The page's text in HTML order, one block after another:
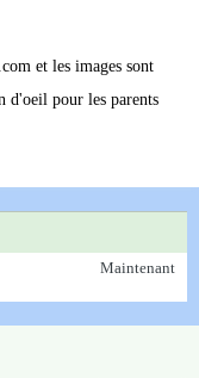
et les images sont
d'oeil pour les parents
Maintenant